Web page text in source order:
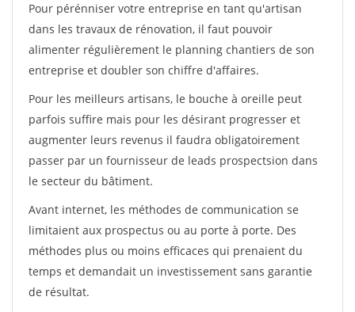
Pour pérénniser votre entreprise en tant qu'artisan
dans les travaux de rénovation, il faut pouvoir
alimenter régulièrement le planning chantiers de son
entreprise et doubler son chiffre d'affaires.
Pour les meilleurs artisans, le bouche à oreille peut
parfois suffire mais pour les désirant progresser et
augmenter leurs revenus il faudra obligatoirement
passer par un fournisseur de leads prospectsion dans
le secteur du bâtiment.
Avant internet, les méthodes de communication se
limitaient aux prospectus ou au porte à porte. Des
méthodes plus ou moins efficaces qui prenaient du
temps et demandait un investissement sans garantie
de résultat.